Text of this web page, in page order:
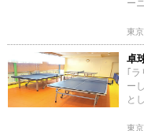
ー
東
卓
｢ラ
ー
と
東